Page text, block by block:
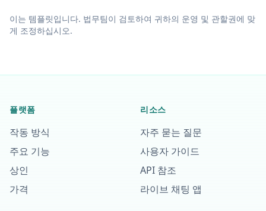
이는 템플릿입니다. 법무팀이 검토하여 귀하의 운영 및 관할권에 맞
게 조정하십시오.
플랫폼
작동 방식
주요 기능
상인
가격
리소스
자주 묻는 질문
사용자 가이드
API 참조
라이브 채팅 앱